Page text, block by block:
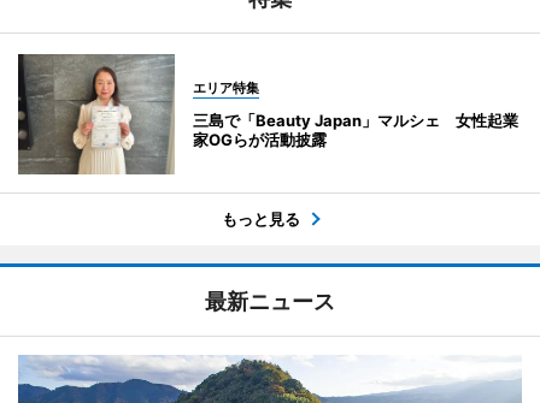
エリア特集
三島で「Beauty Japan」マルシェ 女性起業
家OGらが活動披露
もっと見る
最新ニュース